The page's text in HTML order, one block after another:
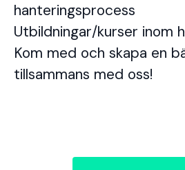
hanteringsprocess
Utbildningar/kurser inom
Kom med och skapa en
tillsammans med oss!